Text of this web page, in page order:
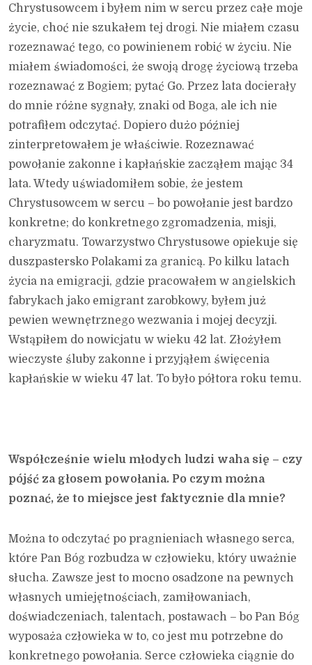
Chrystusowcem i byłem nim w sercu przez całe moje
życie, choć nie szukałem tej drogi. Nie miałem czasu
rozeznawać tego, co powinienem robić w życiu. Nie
miałem świadomości, że swoją drogę życiową trzeba
rozeznawać z Bogiem; pytać Go. Przez lata docierały
do mnie różne sygnały, znaki od Boga, ale ich nie
potrafiłem odczytać. Dopiero dużo później
zinterpretowałem je właściwie. Rozeznawać
powołanie zakonne i kapłańskie zacząłem mając 34
lata. Wtedy uświadomiłem sobie, że jestem
Chrystusowcem w sercu – bo powołanie jest bardzo
konkretne; do konkretnego zgromadzenia, misji,
charyzmatu. Towarzystwo Chrystusowe opiekuje się
duszpastersko Polakami za granicą. Po kilku latach
życia na emigracji, gdzie pracowałem w angielskich
fabrykach jako emigrant zarobkowy, byłem już
pewien wewnętrznego wezwania i mojej decyzji.
Wstąpiłem do nowicjatu w wieku 42 lat. Złożyłem
wieczyste śluby zakonne i przyjąłem święcenia
kapłańskie w wieku 47 lat. To było półtora roku temu.
Współcześnie wielu młodych ludzi waha się – czy
pójść za głosem powołania. Po czym można
poznać, że to miejsce jest faktycznie dla mnie?
Można to odczytać po pragnieniach własnego serca,
które Pan Bóg rozbudza w człowieku, który uważnie
słucha. Zawsze jest to mocno osadzone na pewnych
własnych umiejętnościach, zamiłowaniach,
doświadczeniach, talentach, postawach – bo Pan Bóg
wyposaża człowieka w to, co jest mu potrzebne do
konkretnego powołania. Serce człowieka ciągnie do